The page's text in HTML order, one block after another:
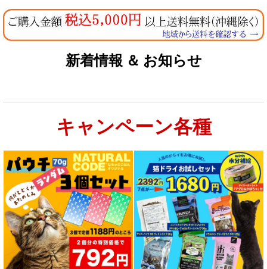
新着情報 ＆ お知らせ
キャンペーン各種